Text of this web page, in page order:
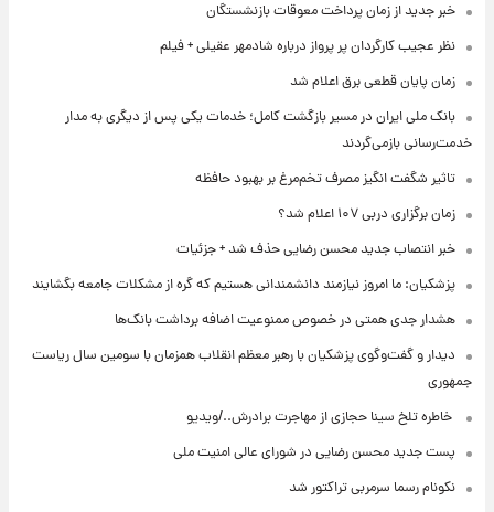
خبر جدید از زمان پرداخت معوقات بازنشستگان
نظر عجیب کارگردان پر پرواز درباره شادمهر عقیلی + فیلم
زمان پایان قطعی برق اعلام شد
بانک ملی ایران در مسیر بازگشت کامل؛ خدمات یکی پس از دیگری به مدار
خدمت‌رسانی بازمی‌گردند
تاثیر شگفت انگیز مصرف تخم‌مرغ بر بهبود حافظه
زمان برگزاری دربی ۱۰۷ اعلام شد؟
خبر انتصاب جدید محسن رضایی حذف شد + جزئیات
پزشکیان: ما امروز نیازمند دانشمندانی هستیم که گره از مشکلات جامعه بگشایند
هشدار جدی همتی در خصوص ممنوعیت اضافه ‌برداشت بانک‌ها
دیدار و گفت‌وگوی پزشکیان با رهبر معظم انقلاب همزمان با سومین سال ریاست
جمهوری
⁨ خاطره تلخ سینا حجازی از مهاجرت برادرش../ویدیو
پست جدید محسن رضایی در شورای عالی امنیت ملی
نکونام رسما سرمربی تراکتور شد